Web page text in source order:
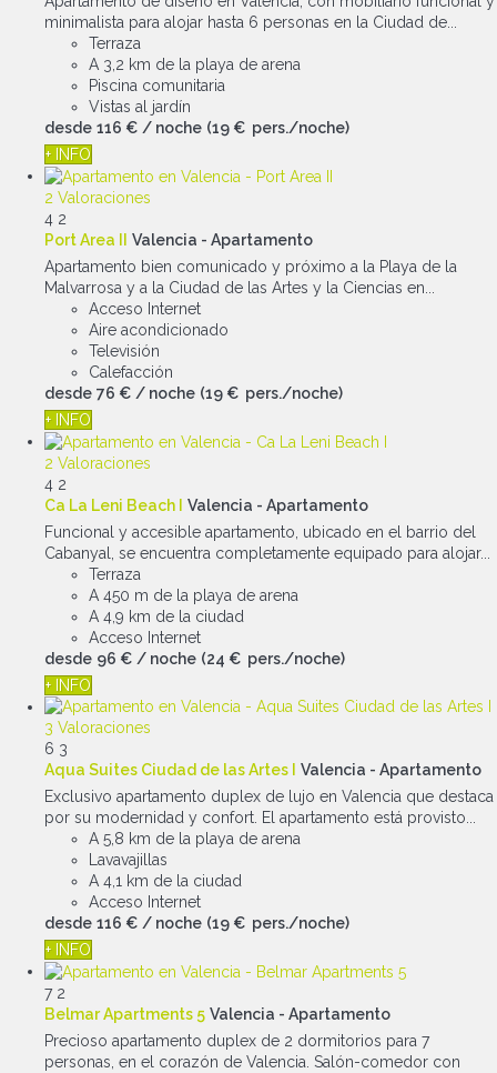
minimalista para alojar hasta 6 personas en la Ciudad de...
Terraza
A 3,2 km de la playa de arena
Piscina comunitaria
Vistas al jardín
desde 116 € / noche (19 € pers./noche)
+ INFO
2 Valoraciones
4 2
Port Area II
Valencia - Apartamento
Apartamento bien comunicado y próximo a la Playa de la
Malvarrosa y a la Ciudad de las Artes y la Ciencias en...
Acceso Internet
Aire acondicionado
Televisión
Calefacción
desde 76 € / noche (19 € pers./noche)
+ INFO
2 Valoraciones
4 2
Ca La Leni Beach I Valencia - Apartamento
Funcional y accesible apartamento, ubicado en el barrio del
Cabanyal, se encuentra completamente equipado para alojar...
Terraza
A 450 m de la playa de arena
A 4,9 km de la ciudad
Acceso Internet
desde 96 € / noche (24 € pers./noche)
+ INFO
3 Valoraciones
6 3
Aqua Suites Ciudad de las Artes I
Valencia - Apartamento
Exclusivo apartamento duplex de lujo en Valencia que destaca
por su modernidad y confort. El apartamento está provisto...
A 5,8 km de la playa de arena
Lavavajillas
A 4,1 km de la ciudad
Acceso Internet
desde 116 € / noche (19 € pers./noche)
+ INFO
7 2
Belmar Apartments 5 Valencia - Apartamento
Precioso apartamento duplex de 2 dormitorios para 7
personas, en el corazón de Valencia. Salón-comedor con